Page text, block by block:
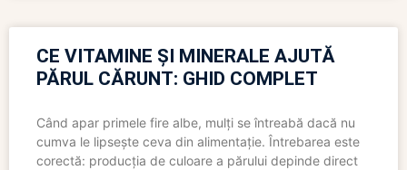
CE VITAMINE ȘI MINERALE AJUTĂ
PĂRUL CĂRUNT: GHID COMPLET
Când apar primele fire albe, mulți se întreabă dacă nu
cumva le lipsește ceva din alimentație. Întrebarea este
corectă: producția de culoare a părului depinde direct